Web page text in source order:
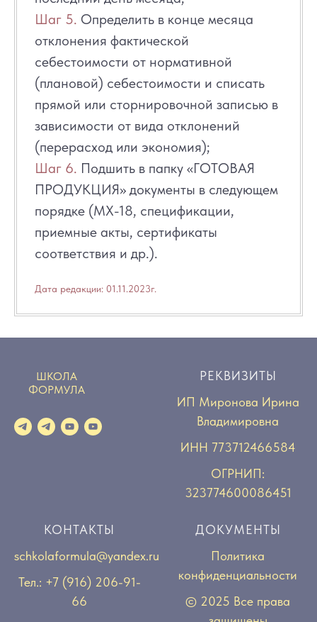
Шаг 5. Определить в конце месяца
отклонения фактической
себестоимости от нормативной
(плановой) себестоимости и списать
прямой или сторнировочной записью в
зависимости от вида отклонений
(перерасход или экономия);
Шаг 6. Подшить в папку «ГОТОВАЯ
ПРОДУКЦИЯ» документы в следующем
порядке (МХ-18, спецификации,
приемные акты, сертификаты
соответствия и др.).
Дата редакции: 01.11.2023г.
ШКОЛА
ФОРМУЛА
РЕКВИЗИТЫ
ИП Миронова Ирина
Владимировна
ИНН 773712466584
ОГРНИП:
323774600086451
КОНТАКТЫ
schkolaformula@yandex.ru
Тел.: +7 (916) 206-91-
66
ДОКУМЕНТЫ
Политика
конфиденциальности
© 2025 Все права